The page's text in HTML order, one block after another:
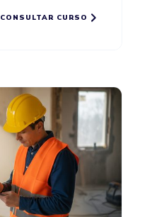
CONSULTAR CURSO